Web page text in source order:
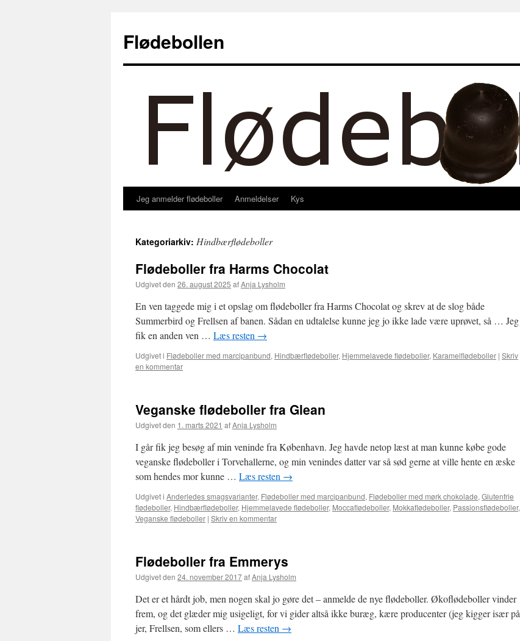
indhold
Flødebollen
Jeg anmelder flødeboller Anmeldelser Kys
Kategoriarkiv: Hindbærflødeboller
Flødeboller fra Harms Chocolat
Udgivet den 26. august 2025 afAnja Lysholm
En ven taggede mig i et opslag om flødeboller fra Harms Chocolat og skrev at de slog både
Summerbird og Frellsen af banen. Sådan en udtalelse kunne jeg jo ikke lade være uprøvet, så … Jeg
fik en anden ven … Læs resten →
Udgivet i Flødeboller med marcipanbund, Hindbærflødeboller, Hjemmelavede flødeboller, Karamelflødeboller | Skriv
en kommentar
Veganske flødeboller fra Glean
Udgivet den 1. marts 2021 afAnja Lysholm
I går fik jeg besøg af min veninde fra København. Jeg havde netop læst at man kunne købe gode
veganske flødeboller i Torvehallerne, og min venindes datter var så sød gerne at ville hente en æske
som hendes mor kunne … Læs resten →
Udgivet i Anderledes smagsvarianter, Flødeboller med marcipanbund, Flødeboller med mørk chokolade, Glutenfrie
flødeboller, Hindbærflødeboller, Hjemmelavede flødeboller, Moccaflødeboller, Mokkaflødeboller, Passionsflødeboller,
Veganske flødeboller | Skriv en kommentar
Flødeboller fra Emmerys
Udgivet den 24. november 2017afAnja Lysholm
Det er et hårdt job, men nogen skal jo gøre det – anmelde de nye flødeboller. Økoflødeboller vinder
frem, og det glæder mig usigeligt, for vi gider altså ikke buræg, kære producenter (jeg kigger især på
jer, Frellsen, som ellers … Læs resten →